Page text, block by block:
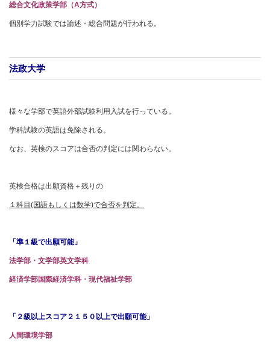
総合文化政策学部（A方式）
個別学力試験では論述・総合問題が行われる。
法政大学
様々な学部で英語外部試験利用入試を行っている。
学科試験の英語は免除される。
なお、英検のスコアは合否の判定には関わらない。
英検合格は出願資格＋残りの
１科目(国語もしくは数学)で合否を判定。
「準１級で出願可能」
法学部・文学部英文学科
経済学部国際経済学科・現代福祉学部
「２級以上スコア２１５０以上で出願可能」
人間環境学部